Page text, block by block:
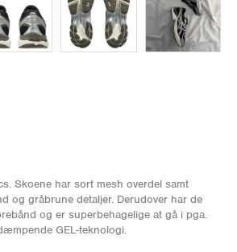
Skoene har sort mesh overdel samt
og gråbrune detaljer. Derudover har de
og er superbehagelige at gå i pga.
GEL-teknologi.